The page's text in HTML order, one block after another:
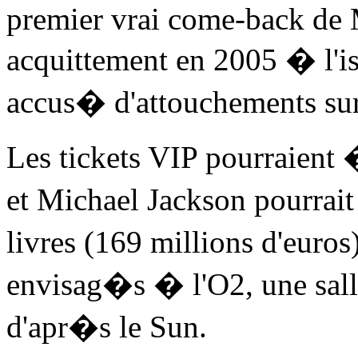
premier vrai come-back de
acquittement en 2005 �
accus� d'attouchements
Les tickets VIP pourraient
et Michael Jackson
livres (169 millions
envisag�s � l'O2, une
d'apr�s le Sun.